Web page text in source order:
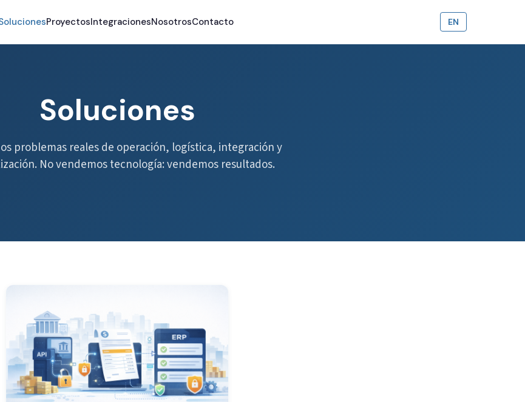
ProyectosIntegracionesNosotrosContacto EN
Soluciones
problemas reales de operación, logística, integración y
No vendemos tecnología: vendemos resultados.